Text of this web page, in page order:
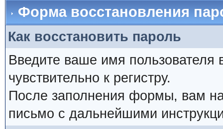
Форма восстановления
Как восстановить пароль
Введите ваше имя
чувствительно к регистру.
После заполнения формы, вам на
письмо с дальнейшими